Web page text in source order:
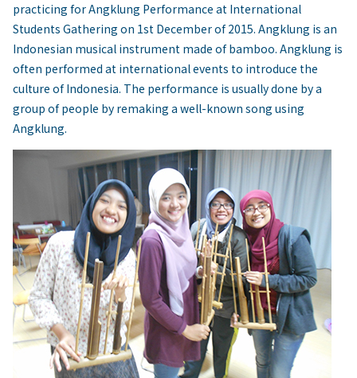
practicing for Angklung Performance at International
Students Gathering on 1st December of 2015. Angklung is an
Indonesian musical instrument made of bamboo. Angklung is
often performed at international events to introduce the
culture of Indonesia. The performance is usually done by a
group of people by remaking a well-known song using
Angklung.